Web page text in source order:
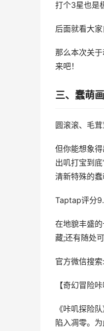
打个3星也是
后面就看大
那么本次关
来吧！
三、蠢萌
圆滚滚、毛
但你能想象
出叽打宝到
清新特殊的
Taptap评分9.
在地貌丰盛
藏;还有随处
官方微信搜
【奇幻冒险
《咔叽探险
陷入凋零。